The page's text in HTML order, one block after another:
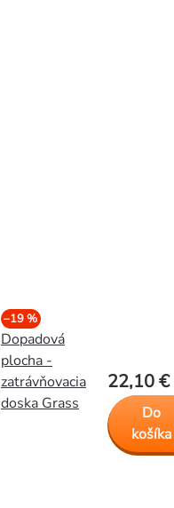
–19 %
Dopadová
plocha -
zatrávňovacia
doska Grass
22,10 €
Do
košíka